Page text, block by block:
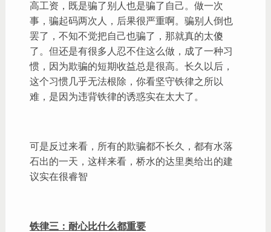
高工资，既是骗了别人也是骗了自己。做一次
事，骗起码两次人，后果很严重啊。骗别人倒也
罢了，不知不觉把自己也骗了，那就真的太傻
了。但还是有很多人忍不住这么做，成了一种习
惯，因为欺骗的短期收益总是很高。长久以后，
这个习惯几乎无法根除，你看坚守铁律之所以
难，是因为违背铁律的诱惑实在太大了。
可是反过来看，所有的欺骗都不长久，都有水落
石出的一天，这样来看，桥水的达里奥给出的建
议实在很睿智
铁律三：耐心比什么都重要